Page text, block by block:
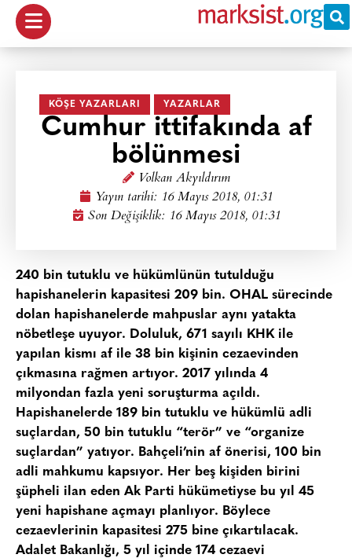
KÖŞE YAZARLARI YAZARLAR
Cumhur ittifakında af
bölünmesi
Volkan Akyıldırım
Yayın tarihi: 16 Mayıs 2018, 01:31
Son Değişiklik: 16 Mayıs 2018, 01:31
240 bin tutuklu ve hükümlünün tutulduğu
hapishanelerin kapasitesi 209 bin. OHAL sürecinde
dolan hapishanelerde mahpuslar aynı yatakta
nöbetleşe uyuyor. Doluluk, 671 sayılı KHK ile
yapılan kismı af ile 38 bin kişinin cezaevinden
çıkmasına rağmen artıyor. 2017 yılında 4
milyondan fazla yeni soruşturma açıldı.
Hapishanelerde 189 bin tutuklu ve hükümlü adli
suçlardan, 50 bin tutuklu “terör” ve “organize
suçlardan” yatıyor. Bahçeli’nin af önerisi, 100 bin
adli mahkumu kapsıyor. Her beş kişiden birini
şüpheli ilan eden Ak Parti hükümetiyse bu yıl 45
yeni hapishane açmayı planlıyor. Böylece
cezaevlerinin kapasitesi 275 bine çıkartılacak.
Adalet Bakanlığı, 5 yıl içinde 174 cezaevi